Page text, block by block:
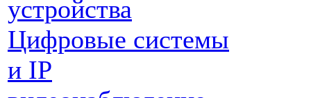
устройства
Цифровые системы
и IP